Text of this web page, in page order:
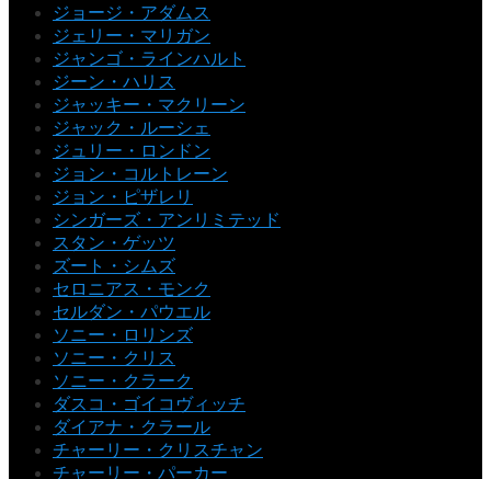
ジョージ・アダムス
ジェリー・マリガン
ジャンゴ・ラインハルト
ジーン・ハリス
ジャッキー・マクリーン
ジャック・ルーシェ
ジュリー・ロンドン
ジョン・コルトレーン
ジョン・ピザレリ
シンガーズ・アンリミテッド
スタン・ゲッツ
ズート・シムズ
セロニアス・モンク
セルダン・パウエル
ソニー・ロリンズ
ソニー・クリス
ソニー・クラーク
ダスコ・ゴイコヴィッチ
ダイアナ・クラール
チャーリー・クリスチャン
チャーリー・パーカー